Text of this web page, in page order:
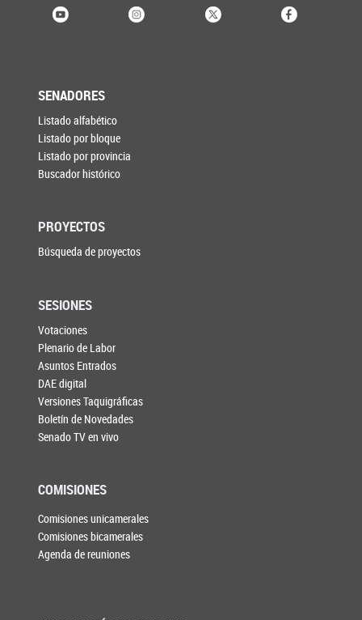
SENADORES
Listado alfabético
Listado por bloque
Listado por provincia
Buscador histórico
PROYECTOS
Búsqueda de proyectos
SESIONES
Votaciones
Plenario de Labor
Asuntos Entrados
DAE digital
Versiones Taquigráficas
Boletín de Novedades
Senado TV en vivo
COMISIONES
Comisiones unicamerales
Comisiones bicamerales
Agenda de reuniones